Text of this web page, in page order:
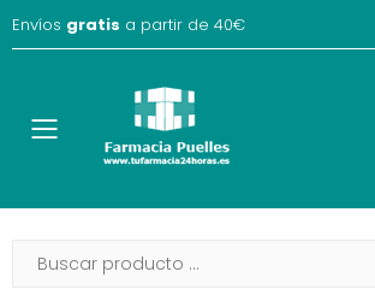
Envíos gratis a partir de 40€
Toggle